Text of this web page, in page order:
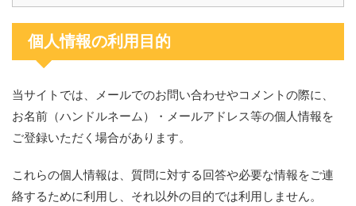
個人情報の利用目的
当サイトでは、メールでのお問い合わせやコメントの際に、
お名前（ハンドルネーム）・メールアドレス等の個人情報を
ご登録いただく場合があります。
これらの個人情報は、質問に対する回答や必要な情報をご連
絡するために利用し、それ以外の目的では利用しません。